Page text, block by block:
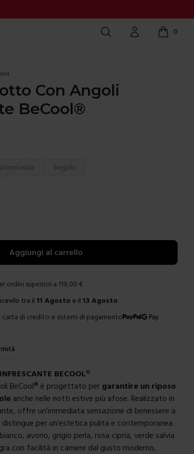
Cerca Account 0
items in
Con Angoli
BeCool®
Singolo
Aggiungi al carrello
ordini superiori a 119,00 €
tra il11 Agosto e il 13 Agosto
carta di credito e sistemi di pagamento
BECOOL®
BeCool® è progettato per garantire un riposo
anche nelle notti estive più afose. Realizzato in
offre un’immediata sensazione di benessere a
per un’estetica pulita e contemporanea.
avorio, grigio perla, rosa cipria, verde salvia
con facilità in camere dal gusto moderno,